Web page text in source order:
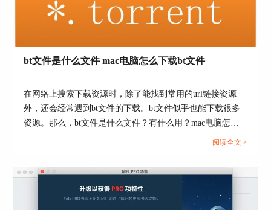
图4：所有任务下载速度设置界面
当然，也可以对不同下载文件设置不同下载速度。
择“限制下载速度”，同上文一样，可以设置成无限
制下载速度，也可以设置固定的下载速度。
多个下载任务时，通过速度限制改变任务的优先顺
2.00MB/s，其余不那么着急的文件设置在5KB/s-
750KB/s，减少下载的压力。
bt文件是什么文件 mac电脑怎么下载bt文件
在网络上搜索下载资源时，除了能找到常用的url链接资源
外，还会经常遇到bt文件的下载。bt文件似乎也能下载很多
资源。那么，bt文件是什么文件？有什么用？mac电脑怎么
下载bt文件？接下来，就让我们一起来详细了解以上问题
阅读全文 >